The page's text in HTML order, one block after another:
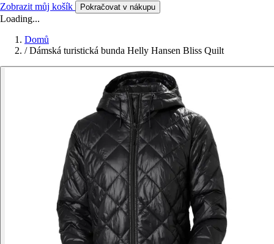
Zobrazit můj košík Pokračovat v nákupu
Loading...
Domů
/ Dámská turistická bunda Helly Hansen Bliss Quilt